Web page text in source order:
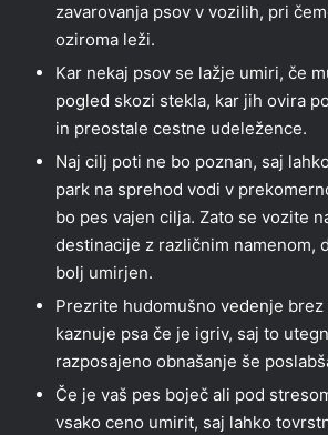
zavarovanja psov v vozilih, pri
oziroma leži.
Kar nekaj psov se lažje umiri, če
pogled skozi stekla, kar jih ovira
in preostale cestne udeležence.
Naj cilj poti ne bo poznan, saj
park na sprehod vodi v
bo pes vajen cilja. Zato se vozite
destinacije z različnim namenom,
bolj umirjen.
Prezrite hudomušno vedenje
kaznuje psa če je igriv, saj to
razposajeno obnašanje še
Če je vaš pes boječ ali pod
vsako ceno umirit, saj lahko